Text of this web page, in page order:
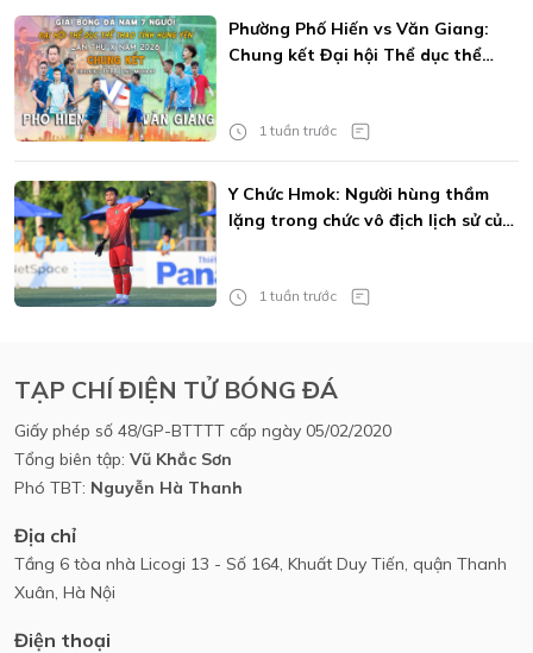
Phường Phố Hiến vs Văn Giang:
Chung kết Đại hội Thể dục thể
1 tuần trước
Y Chức Hmok: Người hùng thầm
lặng trong chức vô địch lịch sử của
1 tuần trước
TẠP CHÍ ĐIỆN TỬ BÓNG ĐÁ
Giấy phép số 48/GP-BTTTT cấp ngày 05/02/2020
Tổng biên tập: Vũ Khắc Sơn
Phó TBT: Nguyễn Hà Thanh
Địa chỉ
Tầng 6 tòa nhà Licogi 13 - Số 164, Khuất Duy Tiến, quận Thanh
Xuân, Hà Nội
Điện thoại